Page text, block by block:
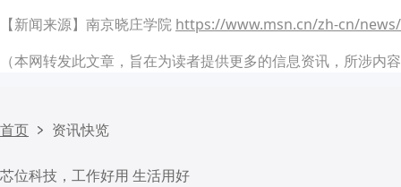
【新闻来源】南京晓庄学院 https://www.msn.cn/zh-cn/
（本网转发此文章，旨在为读者提供更多的信息资讯，所涉
首页 资讯快览
芯位科技，工作好用 生活用好